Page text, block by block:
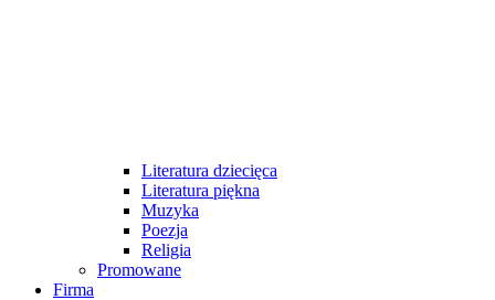
Literatura dziecięca
Literatura piękna
Muzyka
Poezja
Religia
Promowane
Firma